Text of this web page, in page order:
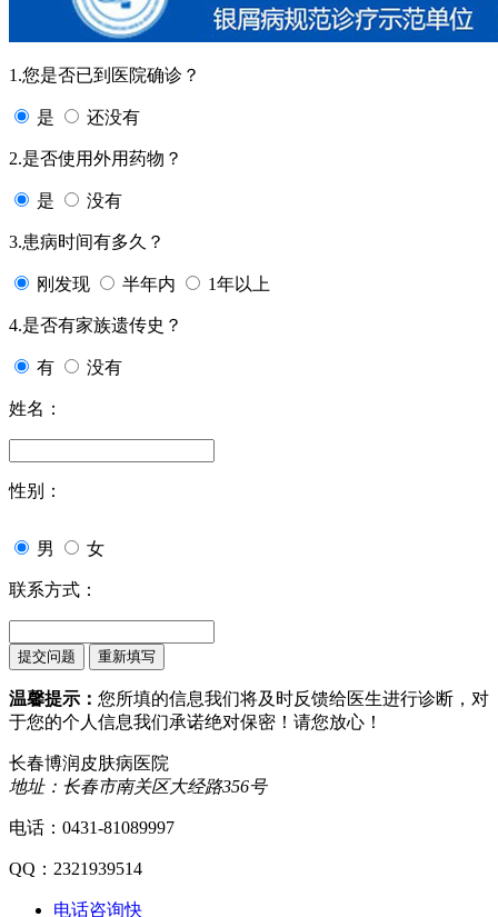
1.您是否已到医院确诊？
是 还没有
2.是否使用外用药物？
是 没有
3.患病时间有多久？
刚发现 半年内 1年以上
4.是否有家族遗传史？
有 没有
姓名：
性别：
男 女
联系方式：
温馨提示： 您所填的信息我们将及时反馈给医生进行诊断，对
于您的个人信息我们承诺绝对保密！请您放心！
长春博润皮肤病医院
地址：长春市南关区大经路356号
电话：0431-81089997
QQ：2321939514
电话咨询快